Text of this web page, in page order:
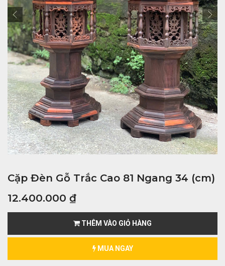
Cặp Đèn Gỗ Trắc Cao 81 Ngang 34 (cm)
12.400.000 ₫
THÊM VÀO GIỎ HÀNG
MUA NGAY